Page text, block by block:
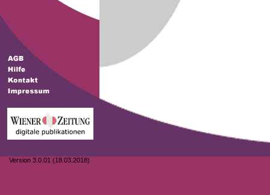
Version 3.0.01 (18.03.2018)